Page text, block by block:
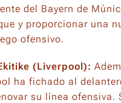
del Bayern de
y proporcionar una
ofensivo.
(Liverpool):
ha fichado al
su línea ofensiva.